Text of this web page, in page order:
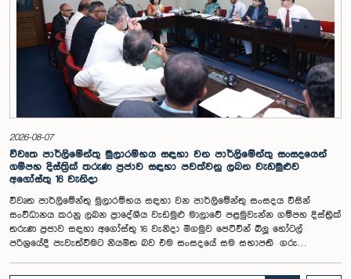
ප්‍රකාශ කිරීමේ පහසුකම් සැලසීම ඇතුළු යෝජනා පිළිබඳව අවධානය යොමු
විය. එමෙන්ම විදේශගත ශ්‍රී ලාංකිකයන්ට ඡන්ද අයිතිය ලබාදීම සම්බන්ධයෙන්
වන යෝජනා පිළිබඳව ද සලකා බැලුණු අතර, ඒ සඳහා අවශ්‍ය නීතිමය හා
පරිපාලනමය ප්‍රතිපාදන පිළිබඳ වැඩිදුර අධ්‍යයනය කිරීමේ අවශ්‍යතාව
අවධාරණය කෙරිණි.කාරක සභාව විසින් පත් කළ විශේෂඥ මණ්ඩලය මඟින්
ලැබී ඇති යෝජනා 31 සහ පූර්ව පාර්ලිමේන්තු තේරීම් කාරක සභා වාර්තා
විශ්ලේෂණය කර ප්‍රායෝගික නිර්දේශ සහිත වාර්තාවක් සකස් කිරීමට නියමිත
අතර, එම නිර්දේශ සමාලෝචනය කිරීම සඳහා ඉදිරි කටයුතු සිදු කිරීමට කාරක
සභාව තීරණය කළේය.මෙම රැස්වීමට කාරක සභා සාමාජික ගරු අමාත්‍ය
ආචාර්ය උපාලි පන්නිලගේ මහතා සහ ගරු පාර්ලිමේන්තු මන්ත්‍රීවරුන් වන රවී
කරුණානායක, රුවන්තිලක ජයකොඩි සහ කදිරවේලු ෂන්මුගම් කුගදාසන් යන
මහත්වරු සහභාගී වූහ.
2026-08-07
විවෘත පාර්ලිමේන්තු මුලාරම්භය සඳහා වන පාර්ලිමේන්තු සංසදයෙන්
ගම්පහ දිස්ත්‍රික් තරුණ ප්‍රජාව සඳහා පවත්වනු ලබන වැඩමුළුව
අගෝස්තු 16 වැනිදා
විවෘත පාර්ලිමේන්තු මුලාරම්භය සඳහා වන පාර්ලිමේන්තු සංසදය විසින්
සංවිධානය කරනු ලබන ප්‍රාදේශීය වැඩමුළු මාලාවේ පළමුවැන්න ගම්පහ දිස්ත්‍රික්
තරුණ ප්‍රජාව සඳහා අගෝස්තු 16 වැනිදා මීගමුව ජෙට්වින් බ්ලූ හෝටල්
පරිශ්‍රයේදී පැවැත්වීමට නියමිත බව එම සංසදයේ සම සභාපති ගරු